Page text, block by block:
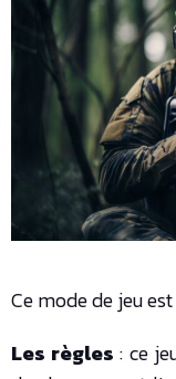
Ce mode de jeu
Les règles: ce